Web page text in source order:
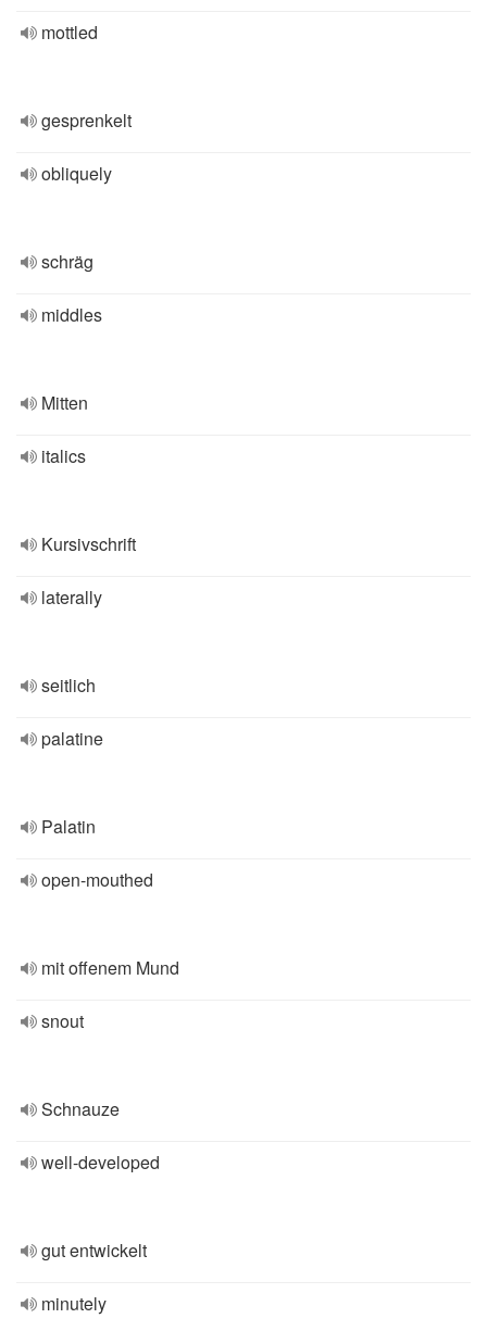
mottled
gesprenkelt
obliquely
schräg
middles
Mitten
italics
Kursivschrift
laterally
seitlich
palatine
Palatin
open-mouthed
mit offenem Mund
snout
Schnauze
well-developed
gut entwickelt
minutely